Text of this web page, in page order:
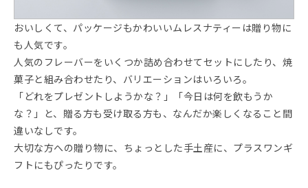
おいしくて、パッケージもかわいいムレスナティーは贈り物に
も人気です。
人気のフレーバーをいくつか詰め合わせてセットにしたり、焼
菓子と組み合わせたり、バリエーションはいろいろ。
「どれをプレゼントしようかな？」「今日は何を飲もうか
な？」と、贈る方も受け取る方も、なんだか楽しくなること間
違いなしです。
大切な方への贈り物に、ちょっとした手土産に、プラスワンギ
フトにもぴったりです。